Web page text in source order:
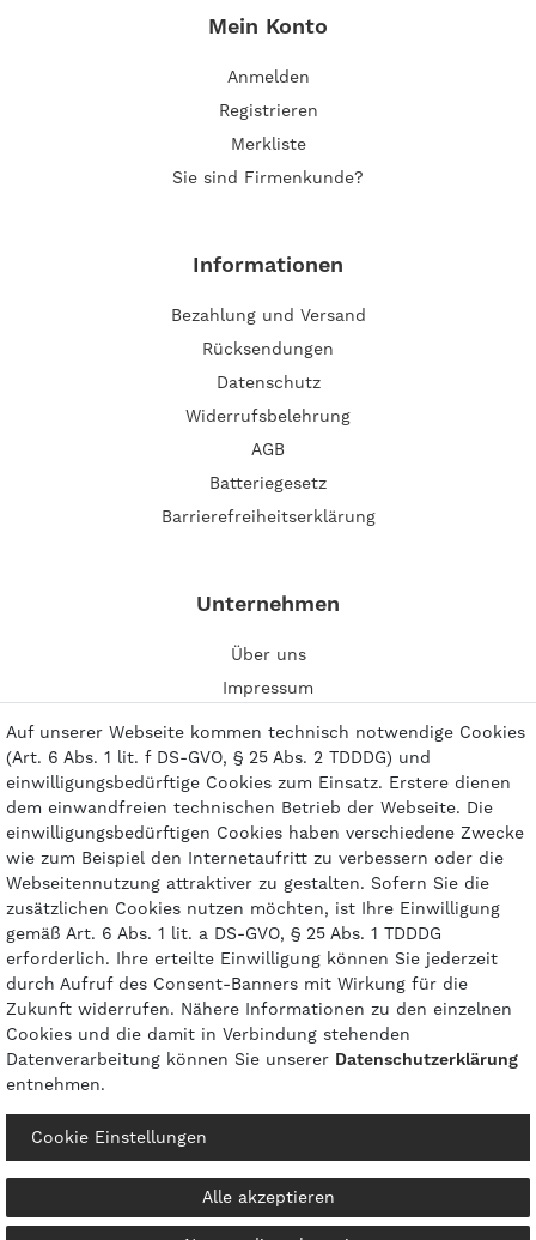
Mein Konto
Anmelden
Registrieren
Merkliste
Sie sind Firmenkunde?
Informationen
Bezahlung und Versand
Rücksendungen
Datenschutz
Widerrufsbelehrung
AGB
Batteriegesetz
Barrierefreiheitserklärung
Unternehmen
Über uns
Impressum
Kontakt
Zahlungsarten
© 2026 gasprofi / Alle Preise sind inkl. geseztl. Mehrwertsteuer und zzgl.
Auf unserer Webseite kommen technisch notwendige Cookies
(Art. 6 Abs. 1 lit. f DS-GVO, § 25 Abs. 2 TDDDG) und
einwilligungsbedürftige Cookies zum Einsatz. Erstere dienen
dem einwandfreien technischen Betrieb der Webseite. Die
einwilligungsbedürftigen Cookies haben verschiedene Zwecke
wie zum Beispiel den Internetaufritt zu verbessern oder die
Webseitennutzung attraktiver zu gestalten. Sofern Sie die
zusätzlichen Cookies nutzen möchten, ist Ihre Einwilligung
gemäß Art. 6 Abs. 1 lit. a DS-GVO, § 25 Abs. 1 TDDDG
erforderlich. Ihre erteilte Einwilligung können Sie jederzeit
durch Aufruf des Consent-Banners mit Wirkung für die
Zukunft widerrufen. Nähere Informationen zu den einzelnen
Cookies und die damit in Verbindung stehenden
Datenverarbeitung können Sie unserer Daten­schutz­erklärung
entnehmen.
Cookie Einstellungen
Alle akzeptieren